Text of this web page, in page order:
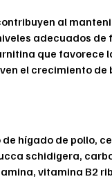
al
adecuados de
que favorece
el crecimiento
hígado de pollo,
schidigera,
vitamina B2